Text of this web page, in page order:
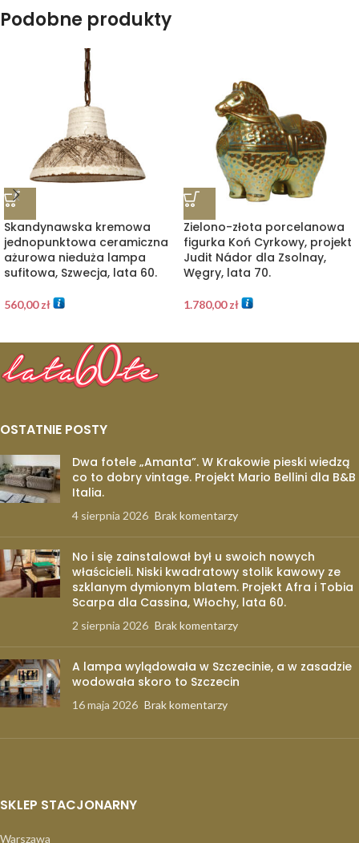
Podobne produkty
Skandynawska kremowa
jednopunktowa ceramiczna
ażurowa nieduża lampa
sufitowa, Szwecja, lata 60.
560,00zł
Zielono-złota porcelanowa
figurka Koń Cyrkowy, projekt
Judit Nádor dla Zsolnay,
Węgry, lata 70.
1.780,00zł
OSTATNIE POSTY
Dwa fotele „Amanta”. W Krakowie pieski wiedzą
co to dobry vintage. Projekt Mario Bellini dla B&B
Italia.
4 sierpnia 2026 Brak komentarzy
No i się zainstalował był u swoich nowych
właścicieli. Niski kwadratowy stolik kawowy ze
szklanym dymionym blatem. Projekt Afra i Tobia
Scarpa dla Cassina, Włochy, lata 60.
2 sierpnia 2026 Brak komentarzy
A lampa wylądowała w Szczecinie, a w zasadzie
wodowała skoro to Szczecin
16 maja 2026 Brak komentarzy
SKLEP STACJONARNY
Warszawa